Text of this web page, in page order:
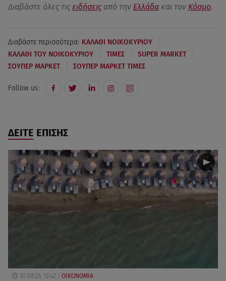
Διαβάστε όλες τις ειδήσεις από την Ελλάδα και τον Κόσμο.
Διαβάστε περισσότερα: ΚΑΛΑΘΙ ΝΟΙΚΟΚΥΡΙΟΥ
ΚΑΛΑΘΙ ΤΟΥ ΝΟΙΚΟΚΥΡΙΟΥ ΤΙΜΕΣ SUPER MARKET
ΣΟΥΠΕΡ ΜΑΡΚΕΤ ΣΟΥΠΕΡ ΜΑΡΚΕΤ ΤΙΜΕΣ
Follow us:
ΔΕΙΤΕ ΕΠΙΣΗΣ
07.08.26, 13:42 ΟΙΚΟΝΟΜΙΑ